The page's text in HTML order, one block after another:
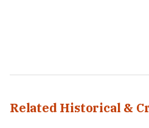
Related Historical &